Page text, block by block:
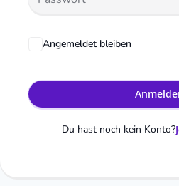
Angemeldet bleiben
Du hast noch kein Konto?